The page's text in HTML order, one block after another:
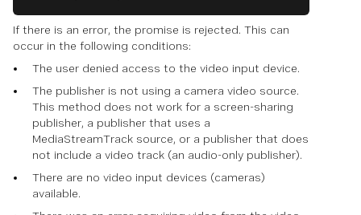
If there is an error, the promise is rejected. This can
occur in the following conditions:
The user denied access to the video input device.
The publisher is not using a camera video source.
This method does not work for a screen-sharing
publisher, a publisher that uses a
MediaStreamTrack source, or a publisher that does
not include a video track (an audio-only publisher).
There are no video input devices (cameras)
available.